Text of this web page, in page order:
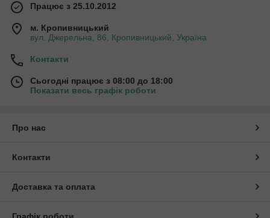
Працює з 25.10.2012
м. Кропивницький
вул. Джерельна, 86, Кропивницький, Україна
Контакти
Сьогодні працює з 08:00 до 18:00
Показати весь графік роботи
Про нас
Контакти
Доставка та оплата